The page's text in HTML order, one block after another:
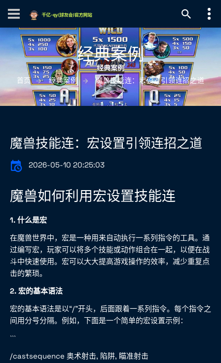
经典案例
首页 经典案例 魔兽技能连：宏设置引领连招之道
魔兽技能连：宏设置引领连招之道
2026-05-10 20:25:03
魔兽如何利用宏设置技能连
1. 什么是宏
在魔兽世界中，宏是一种用来自动执行一系列指令的工具。通
过编写宏，玩家可以将多个技能或动作组合在一起，以便在战
斗中快速使用。宏可以大大提高游戏操作的效率，减少重复点
击的繁琐。
2. 宏的基本语法
宏的基本语法是以“/”开头，后面跟着一系列指令。每个指令之
间用分号分隔。例如，下面是一个简单的宏设置示例：
```
/castsequence 奥术射击, 陷阱, 瞄准射击